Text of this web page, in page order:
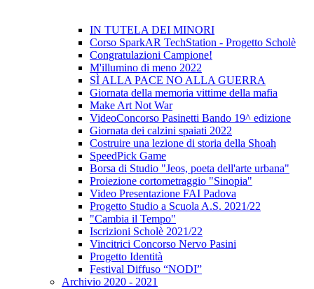
IN TUTELA DEI MINORI
Corso SparkAR TechStation - Progetto Scholè
Congratulazioni Campione!
M'illumino di meno 2022
SÌ ALLA PACE NO ALLA GUERRA
Giornata della memoria vittime della mafia
Make Art Not War
VideoConcorso Pasinetti Bando 19^ edizione
Giornata dei calzini spaiati 2022
Costruire una lezione di storia della Shoah
SpeedPick Game
Borsa di Studio "Jeos, poeta dell'arte urbana"
Proiezione cortometraggio "Sinopia"
Video Presentazione FAI Padova
Progetto Studio a Scuola A.S. 2021/22
"Cambia il Tempo"
Iscrizioni Scholè 2021/22
Vincitrici Concorso Nervo Pasini
Progetto Identità
Festival Diffuso “NODI”
Archivio 2020 - 2021